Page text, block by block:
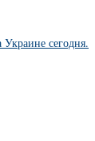
сегодня.